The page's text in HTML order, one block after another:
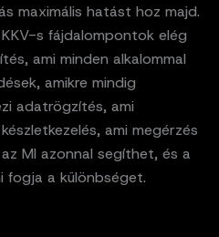
maximális hatást hoz majd.
s fájdalompontok elég
ami minden alkalommal
amikre mindig
adatrögzítés, ami
ami megérzés
MI azonnal segíthet, és a
fogja a különbséget.